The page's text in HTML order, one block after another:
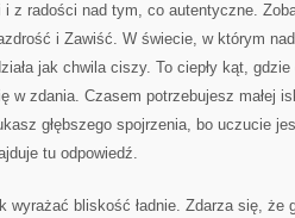
z radości nad tym, co autentyczne.
i Zawiść. W świecie, w którym
jak chwila ciszy. To ciepły kąt,
w zdania. Czasem potrzebujesz małej
głębszego spojrzenia, bo uczucie
tu odpowiedź.
wyrażać bliskość ładnie. Zdarza się, że